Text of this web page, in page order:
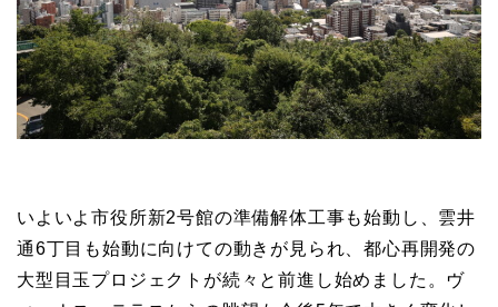
いよいよ市役所新2号館の準備解体工事も始動し、雲井
通6丁目も始動に向けての動きが見られ、都心再開発の
大型目玉プロジェクトが続々と前進し始めました。ヴ